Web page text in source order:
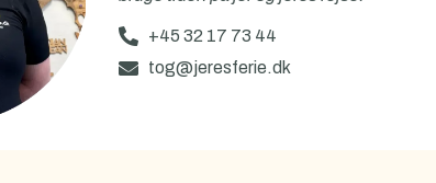
+45 32 17 73 44
tog@jeresferie.dk